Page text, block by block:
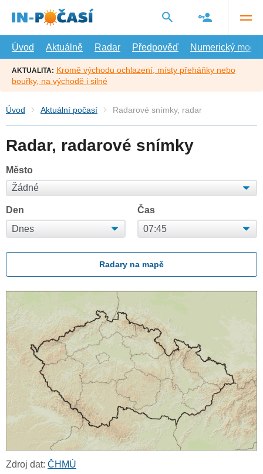
hlavní
Úvod
Aktuálně Radar Předpověď Numerický model
AKTUALITA: Kromě východu ochlazení, místy přeháňky nebo
bouřky, na východě i silné
Úvod Aktuální počasí Radarové snímky, radar
Radar, radarové snímky
Město
Den Čas
Radary na mapě
Zdroj dat: ČHMÚ